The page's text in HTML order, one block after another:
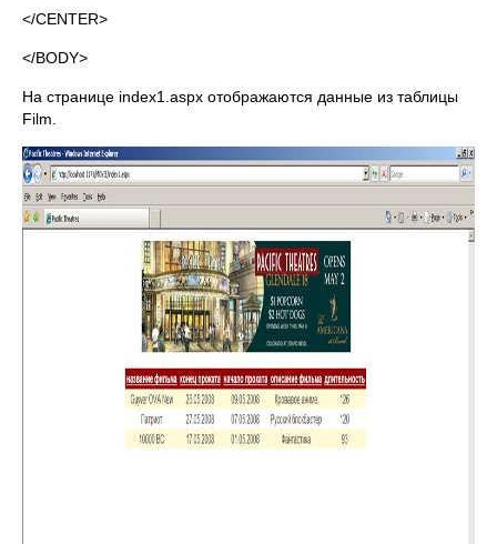
</CENTER>
</BODY>
На странице index1.aspx отображаются данные из таблицы
Film.